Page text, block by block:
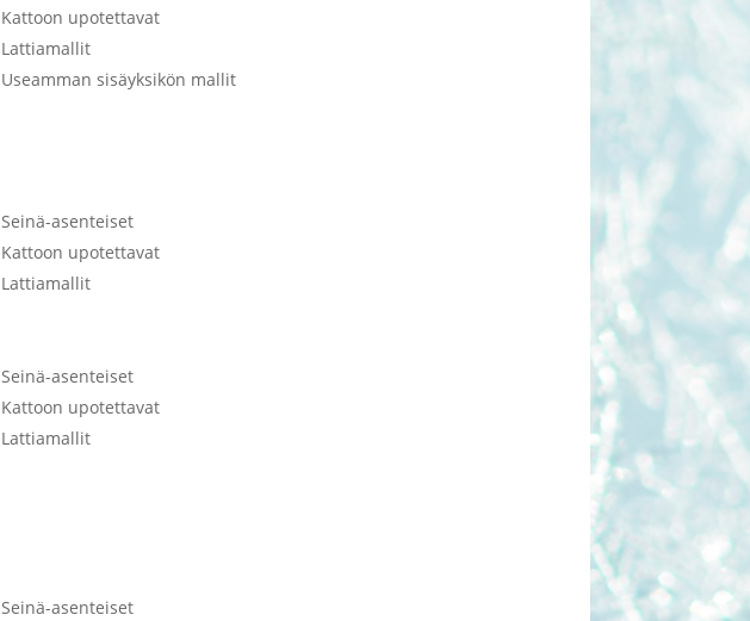
Kattoon upotettavat
Lattiamallit
Useamman sisäyksikön mallit
Seinä-asenteiset
Kattoon upotettavat
Lattiamallit
Seinä-asenteiset
Kattoon upotettavat
Lattiamallit
Seinä-asenteiset